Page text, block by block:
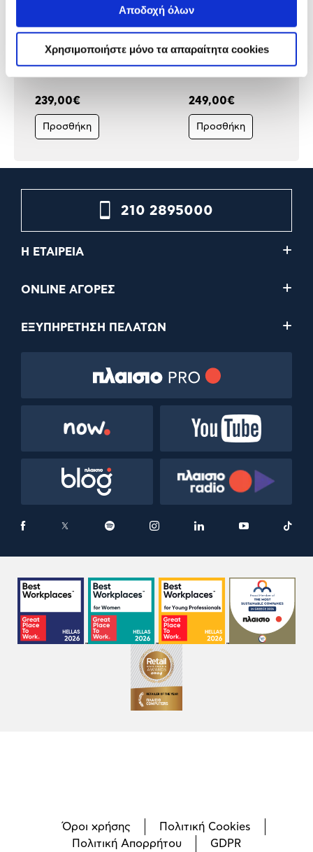
Αποδοχή όλων
Χρησιμοποιήστε μόνο τα απαραίτητα cookies
Asus Motherboard Z890
PRIME P WIFI
(Z890/1851/DDR5)
239,00€
Προσθήκη
Gigabyte Motherboard
EAGLE (Z890/1851/DDR5)
249,00€
Προσθήκη
210 2895000
Η ΕΤΑΙΡΕΙΑ
ONLINE ΑΓΟΡΕΣ
ΕΞΥΠΗΡΕΤΗΣΗ ΠΕΛΑΤΩΝ
Όροι χρήσης
Πολιτική Cookies
Πολιτική Απορρήτου
GDPR